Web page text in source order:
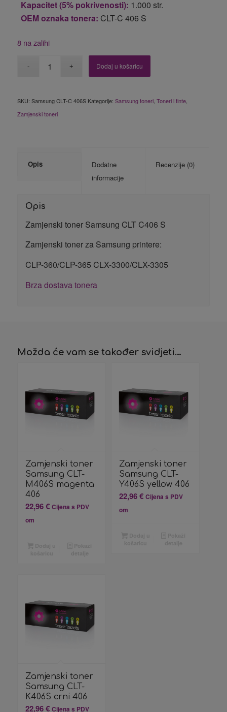
Kapacitet (5% pokrivenosti): 1.000 str.
OEM oznaka tonera: CLT-C 406 S
8 na zalihi
Dodaj u košaricu
SKU: Samsung CLT-C 406S Kategorije: Samsung toneri, Toneri i tinte,
Zamjenski toneri
Opis
Dodatne
informacije
Recenzije (0)
Opis
Zamjenski toner Samsung CLT C406 S
Zamjenski toner za Samsung printere:
CLP-360/CLP-365 CLX-3300/CLX-3305
Brza dostava tonera
Možda će vam se također svidjeti…
Zamjenski toner
Samsung CLT-
M406S magenta
406
22,96€ Cijena s PDV
om
Zamjenski toner
Samsung CLT-
Y406S yellow 406
22,96€ Cijena s PDV
om
Zamjenski toner
Samsung CLT-
K406S crni 406
22,96€ Cijena s PDV